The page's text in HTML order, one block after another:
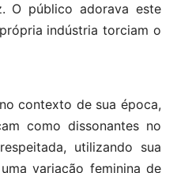
O público adorava este
indústria torciam o
contexto de sua época,
como dissonantes no
utilizando sua
variação feminina de